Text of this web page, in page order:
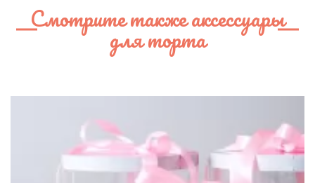
Смотрите также аксессуары
для торта